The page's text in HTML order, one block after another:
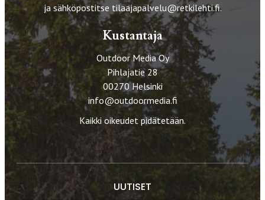
ja sähköpostitse tilaajapalvelu@retkilehti.fi.
Kustantaja
Outdoor Media Oy
Pihlajatie 28
00270 Helsinki
info@outdoormedia.fi
Kaikki oikeudet pidätetään.
UUTISET